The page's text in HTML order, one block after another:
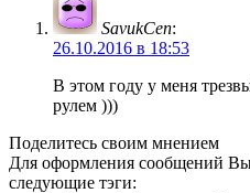
SavukCen:
26.10.2016 в 18:53
В этом году у меня
рулем )))
Поделитесь своим мнением
Для оформления сообщений Вы
следующие тэги: